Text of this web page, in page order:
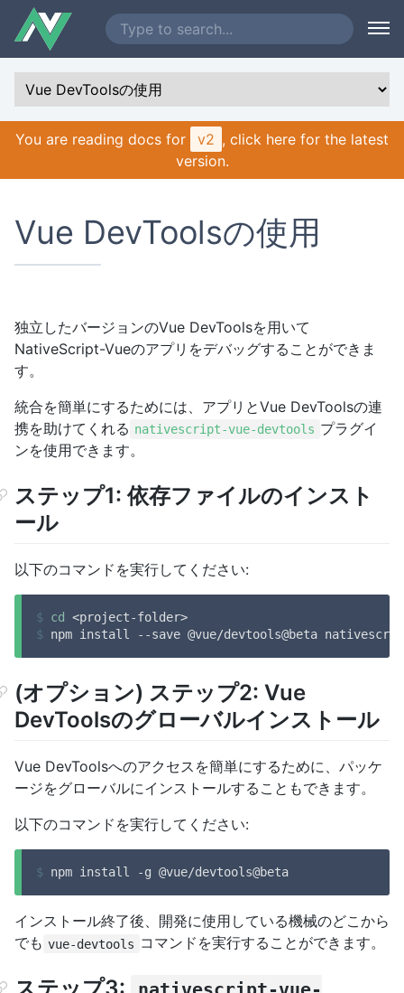
You are reading docs for v2 , click here for the latest
version.
Vue DevToolsの使用
独立したバージョンのVue DevToolsを用いて
NativeScript-Vueのアプリをデバッグすることができま
す。
統合を簡単にするためには、アプリとVue DevToolsの連
携を助けてくれる nativescript-vue-devtools プラグイ
ンを使用できます。
ステップ1: 依存ファイルのインスト
ール
以下のコマンドを実行してください:
$ cd
<project-folder>
$ npm install --save @vue/devtools@beta
(オプション) ステップ2: Vue
DevToolsのグローバルインストール
Vue DevToolsへのアクセスを簡単にするために、パッケ
ージをグローバルにインストールすることもできます。
以下のコマンドを実行してください:
$ npm install -g @vue/devtools@beta
インストール終了後、開発に使用している機械のどこから
でも vue-devtools コマンドを実行することができます。